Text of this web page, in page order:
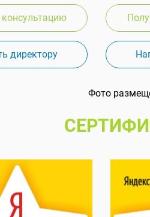
консультацию
директору
Фото